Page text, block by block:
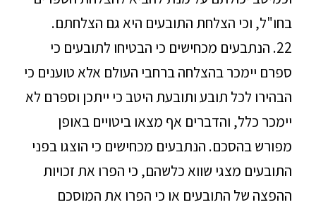
בחו"ל, וכי הצלחת התובעים היא גם הצלחתם.
22. הנתבעים מכחישים כי הבטיחו לתובעים כי
ספרם יימכר בהצלחה ברחבי העולם אלא טוענים כי
הבהירו לכל תובע ותובעת היטב כי ייתכן וספרם לא
יימכר כלל, והדברים אף מצאו ביטויים באופן
מפורש בהסכם. הנתבעים מכחישים כי הוצגו בפני
התובעים מצגי שווא כלשהם, כי הפרו את זכויות
ההפצה של התובעים או כי הפרו את המוסכם